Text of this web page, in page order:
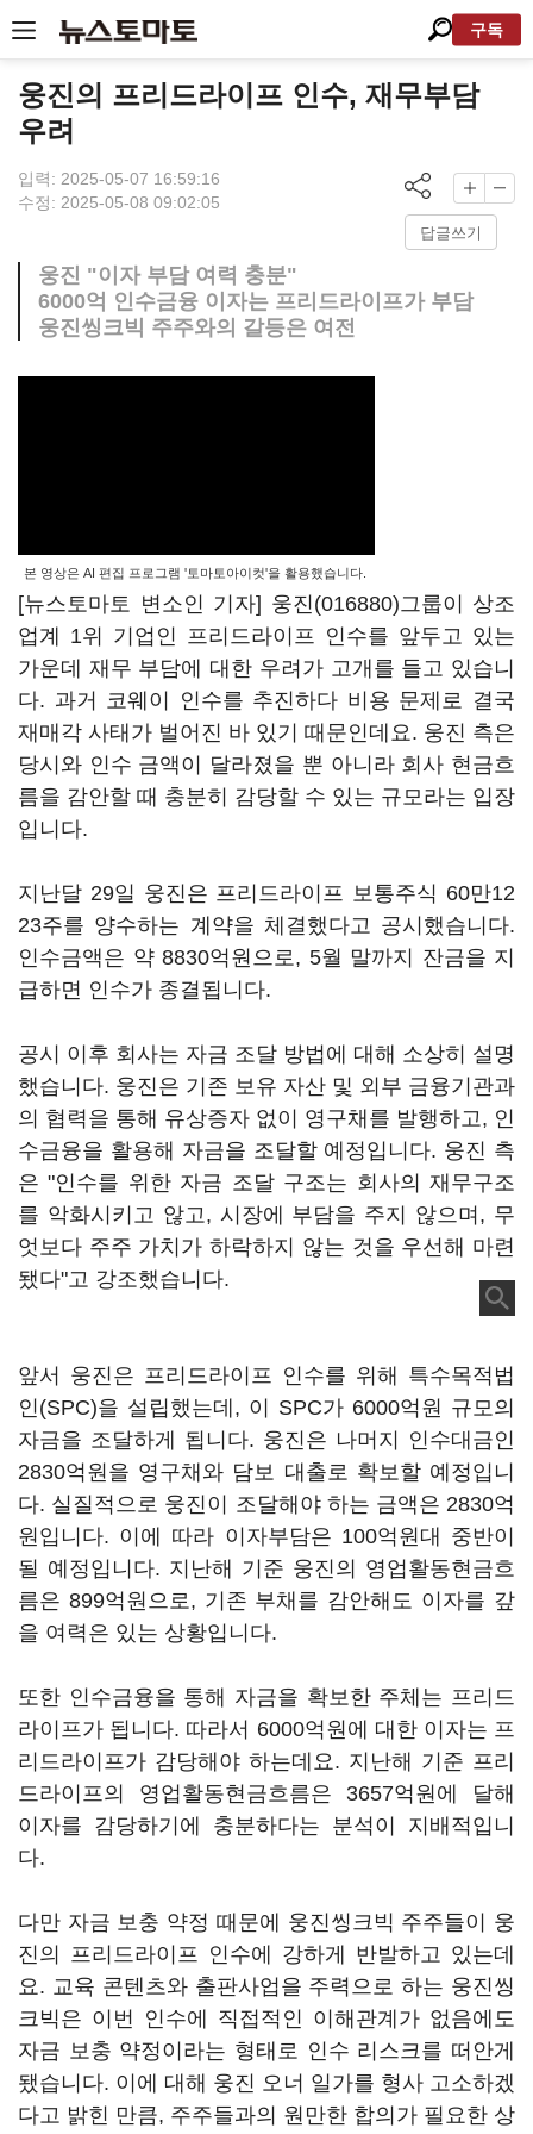
구독
웅진의 프리드라이프 인수, 재무부담
우려
입력: 2025-05-07 16:59:16
수정: 2025-05-08 09:02:05
답글쓰기
웅진 "이자 부담 여력 충분"
6000억 인수금융 이자는 프리드라이프가 부담
웅진씽크빅 주주와의 갈등은 여전
본 영상은 AI 편집 프로그램 '토마토아이컷'을 활용했습니다.
[뉴스토마토 변소인 기자] 웅진(016880)그룹이 상조
업계 1위 기업인 프리드라이프 인수를 앞두고 있는
가운데 재무 부담에 대한 우려가 고개를 들고 있습니
다. 과거 코웨이 인수를 추진하다 비용 문제로 결국
재매각 사태가 벌어진 바 있기 때문인데요. 웅진 측은
당시와 인수 금액이 달라졌을 뿐 아니라 회사 현금흐
름을 감안할 때 충분히 감당할 수 있는 규모라는 입장
입니다.
지난달 29일 웅진은 프리드라이프 보통주식 60만12
23주를 양수하는 계약을 체결했다고 공시했습니다.
인수금액은 약 8830억원으로, 5월 말까지 잔금을 지
급하면 인수가 종결됩니다.
공시 이후 회사는 자금 조달 방법에 대해 소상히 설명
했습니다. 웅진은 기존 보유 자산 및 외부 금융기관과
의 협력을 통해 유상증자 없이 영구채를 발행하고, 인
수금융을 활용해 자금을 조달할 예정입니다. 웅진 측
은 "인수를 위한 자금 조달 구조는 회사의 재무구조
를 악화시키고 않고, 시장에 부담을 주지 않으며, 무
엇보다 주주 가치가 하락하지 않는 것을 우선해 마련
됐다"고 강조했습니다.
앞서 웅진은 프리드라이프 인수를 위해 특수목적법
인(SPC)을 설립했는데, 이 SPC가 6000억원 규모의
자금을 조달하게 됩니다. 웅진은 나머지 인수대금인
2830억원을 영구채와 담보 대출로 확보할 예정입니
다. 실질적으로 웅진이 조달해야 하는 금액은 2830억
원입니다. 이에 따라 이자부담은 100억원대 중반이
될 예정입니다. 지난해 기준 웅진의 영업활동현금흐
름은 899억원으로, 기존 부채를 감안해도 이자를 갚
을 여력은 있는 상황입니다.
또한 인수금융을 통해 자금을 확보한 주체는 프리드
라이프가 됩니다. 따라서 6000억원에 대한 이자는 프
리드라이프가 감당해야 하는데요. 지난해 기준 프리
드라이프의 영업활동현금흐름은 3657억원에 달해
이자를 감당하기에 충분하다는 분석이 지배적입니
다.
다만 자금 보충 약정 때문에 웅진씽크빅 주주들이 웅
진의 프리드라이프 인수에 강하게 반발하고 있는데
요. 교육 콘텐츠와 출판사업을 주력으로 하는 웅진씽
크빅은 이번 인수에 직접적인 이해관계가 없음에도
자금 보충 약정이라는 형태로 인수 리스크를 떠안게
됐습니다. 이에 대해 웅진 오너 일가를 형사 고소하겠
다고 밝힌 만큼, 주주들과의 원만한 합의가 필요한 상